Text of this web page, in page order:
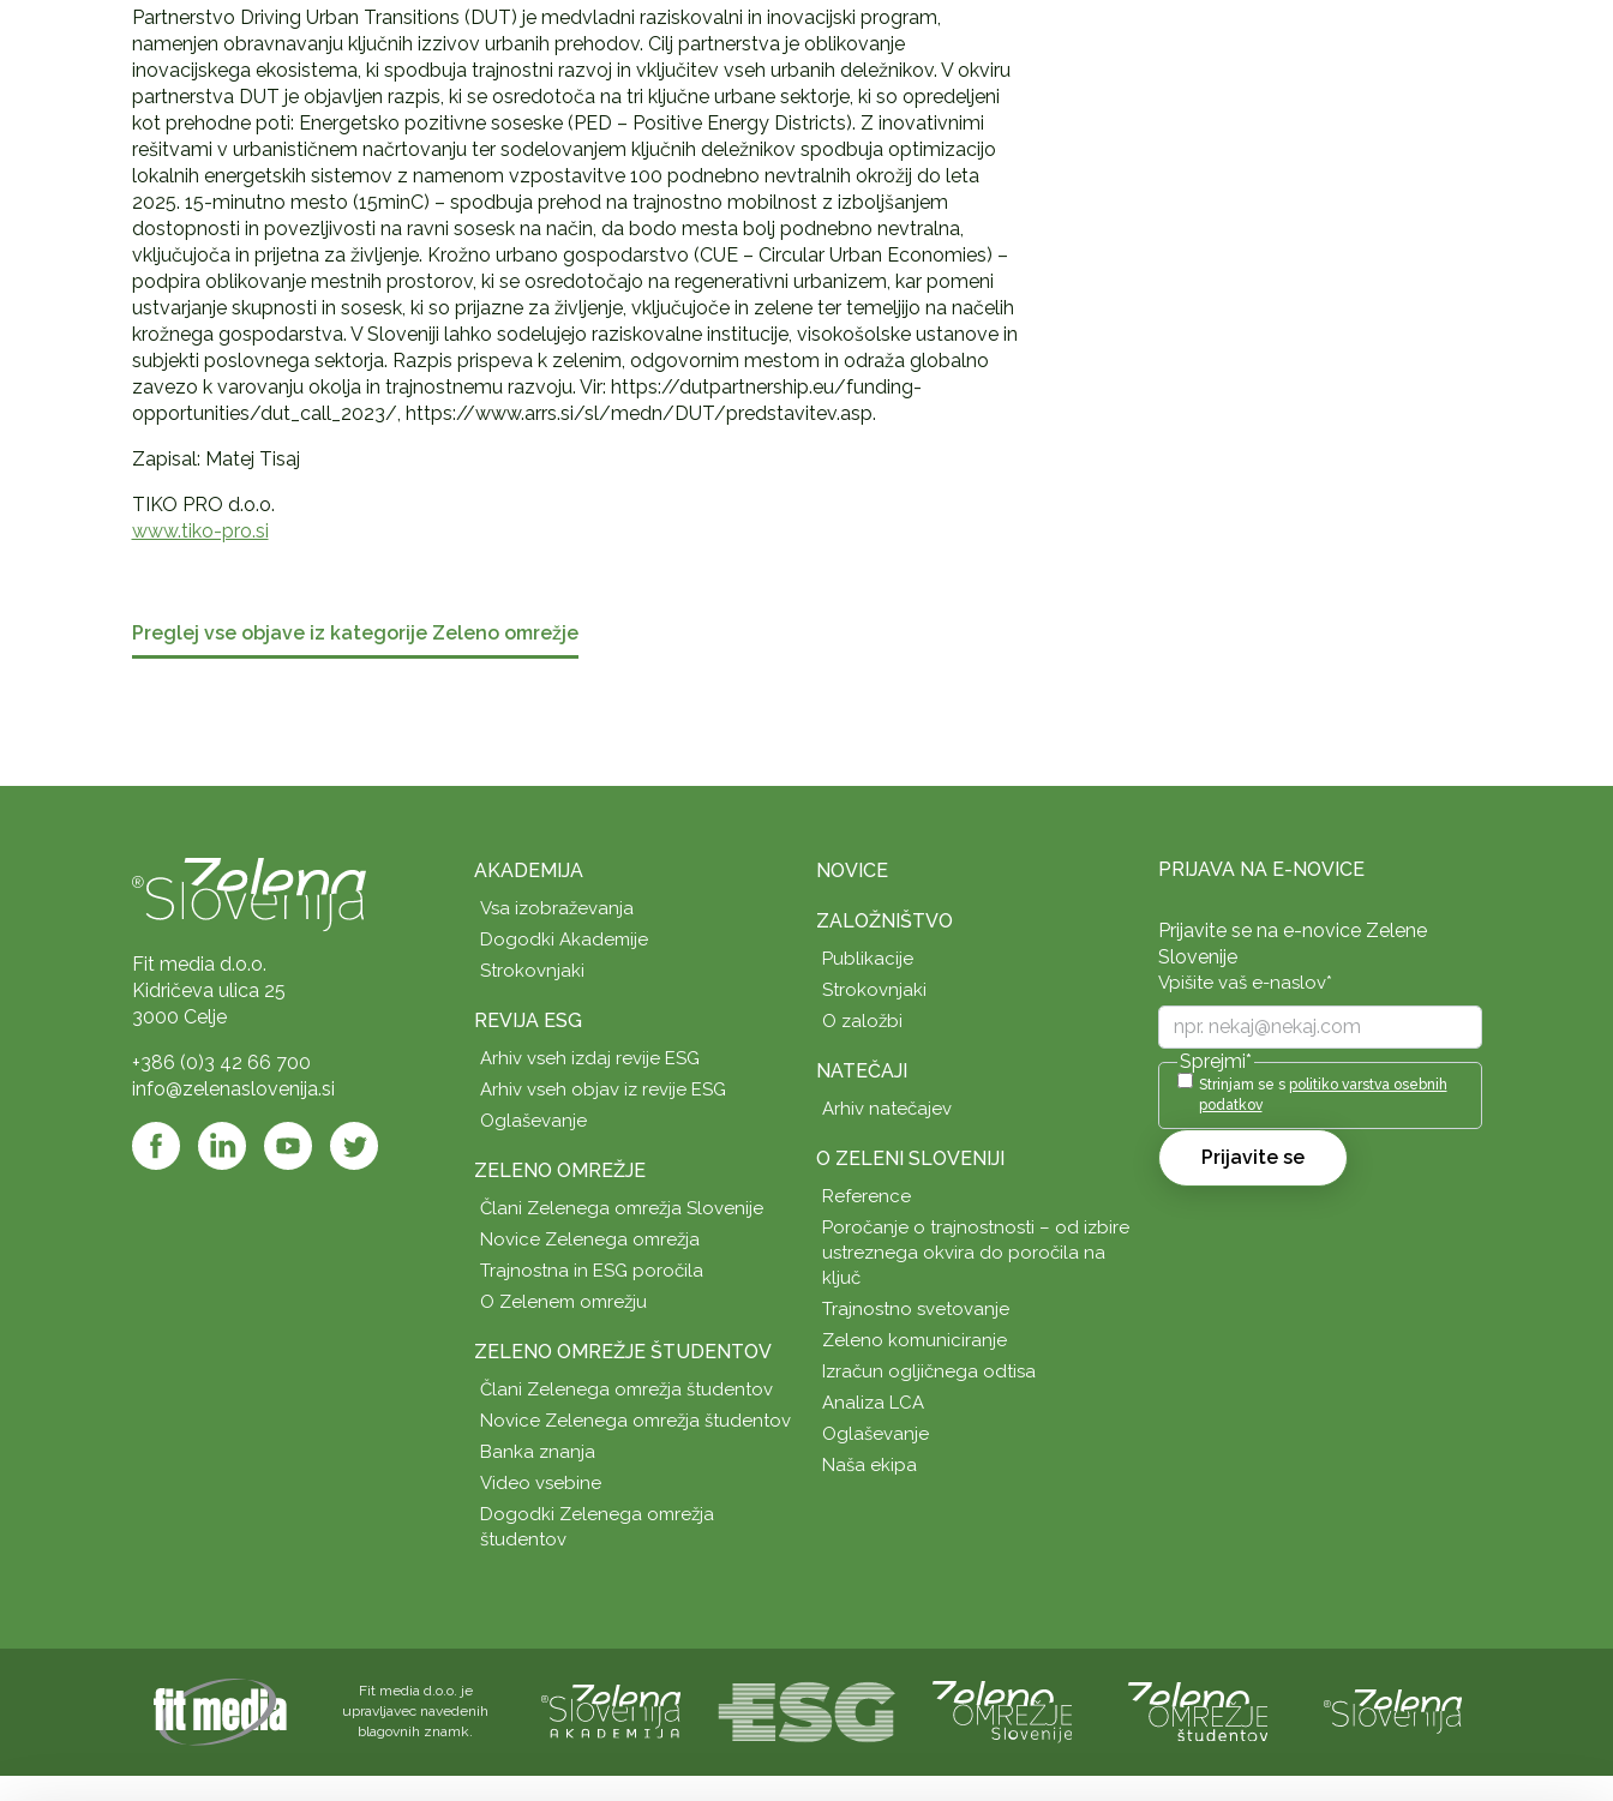
Partnerstvo Driving Urban Transitions (DUT) je medvladni raziskovalni in inovacijski program,
namenjen obravnavanju ključnih izzivov urbanih prehodov. Cilj partnerstva je oblikovanje
inovacijskega ekosistema, ki spodbuja trajnostni razvoj in vključitev vseh urbanih deležnikov. V okviru
partnerstva DUT je objavljen razpis, ki se osredotoča na tri ključne urbane sektorje, ki so opredeljeni
kot prehodne poti: Energetsko pozitivne soseske (PED – Positive Energy Districts). Z inovativnimi
rešitvami v urbanističnem načrtovanju ter sodelovanjem ključnih deležnikov spodbuja optimizacijo
lokalnih energetskih sistemov z namenom vzpostavitve 100 podnebno nevtralnih okrožij do leta
2025. 15-minutno mesto (15minC) – spodbuja prehod na trajnostno mobilnost z izboljšanjem
dostopnosti in povezljivosti na ravni sosesk na način, da bodo mesta bolj podnebno nevtralna,
vključujoča in prijetna za življenje. Krožno urbano gospodarstvo (CUE – Circular Urban Economies) –
podpira oblikovanje mestnih prostorov, ki se osredotočajo na regenerativni urbanizem, kar pomeni
ustvarjanje skupnosti in sosesk, ki so prijazne za življenje, vključujoče in zelene ter temeljijo na načelih
krožnega gospodarstva. V Sloveniji lahko sodelujejo raziskovalne institucije, visokošolske ustanove in
subjekti poslovnega sektorja. Razpis prispeva k zelenim, odgovornim mestom in odraža globalno
zavezo k varovanju okolja in trajnostnemu razvoju. Vir: https://dutpartnership.eu/funding-
opportunities/dut_call_2023/, https://www.arrs.si/sl/medn/DUT/predstavitev.asp.
Zapisal: Matej Tisaj
TIKO PRO d.o.o.
www.tiko-pro.si
Preglej vse objave iz kategorije Zeleno omrežje
Fit media d.o.o.
Kidričeva ulica 25
3000 Celje
+386 (0)3 42 66 700
info@zelenaslovenija.si
AKADEMIJA
Vsa izobraževanja
Dogodki Akademije
Strokovnjaki
REVIJA ESG
Arhiv vseh izdaj revije ESG
Arhiv vseh objav iz revije ESG
Oglaševanje
ZELENO OMREŽJE
Člani Zelenega omrežja Slovenije
Novice Zelenega omrežja
Trajnostna in ESG poročila
O Zelenem omrežju
ZELENO OMREŽJE ŠTUDENTOV
Člani Zelenega omrežja študentov
Novice Zelenega omrežja študentov
Banka znanja
Video vsebine
Dogodki Zelenega omrežja
študentov
NOVICE
ZALOŽNIŠTVO
Publikacije
Strokovnjaki
O založbi
NATEČAJI
Arhiv natečajev
O ZELENI SLOVENIJI
Reference
Poročanje o trajnostnosti – od izbire
ustreznega okvira do poročila na
ključ
Trajnostno svetovanje
Zeleno komuniciranje
Izračun ogljičnega odtisa
Analiza LCA
Oglaševanje
Naša ekipa
PRIJAVA NA E-NOVICE
Prijavite se na e-novice Zelene
Slovenije
Vpišite vaš e-naslov*
Sprejmi*
Strinjam se s politiko varstva osebnih
podatkov
Prijavite se
Fit media d.o.o. je
upravljavec navedenih
blagovnih znamk.